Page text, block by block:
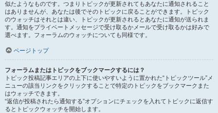
似たようなものです。つまりトピックが更新されてもあなたに通知されること
はありませんが、あなたは後でそのトピックに戻ることができます。トピック
のウォッチはそれとは違い、トピックが更新されるとあなたに通知が送られま
す。通知をプライベートメッセージで受け取るかメールで受け取るかは好みで
選べます。フォーラムのウォッチについても同様です。
ページトップ
フォーラムまたはトピックをブックマークするには？
トピック投稿記事エリアの上下に使いやすいように置かれた“トピックツール”メ
ニューの該当リンクをクリックすることで特定のトピックをブックマークまた
はウォッチできます。
“返信が投稿されたら通知する”オプションにチェックを入れてトピックに返信す
るとトピックウォッチを開始します。